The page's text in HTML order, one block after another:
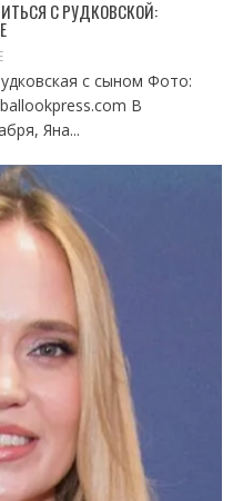
С РУДКОВСКОЙ:
с сыном Фото:
В
Яна...